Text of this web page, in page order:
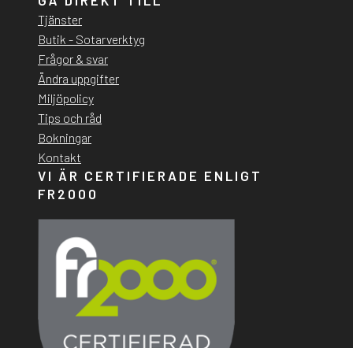
Tjänster
Butik - Sotarverktyg
Frågor & svar
Ändra uppgifter
Miljöpolicy
Tips och råd
Bokningar
Kontakt
VI ÄR CERTIFIERADE ENLIGT
FR2000